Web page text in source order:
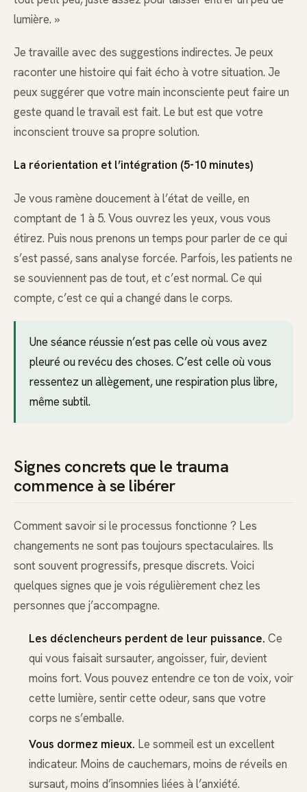
lumière. »
Je travaille avec des suggestions indirectes. Je peux
raconter une histoire qui fait écho à votre situation. Je
peux suggérer que votre main inconsciente peut faire un
geste quand le travail est fait. Le but est que votre
inconscient trouve sa propre solution.
La réorientation et l’intégration (5-10 minutes)
Je vous ramène doucement à l’état de veille, en
comptant de 1 à 5. Vous ouvrez les yeux, vous vous
étirez. Puis nous prenons un temps pour parler de ce qui
s’est passé, sans analyse forcée. Parfois, les patients ne
se souviennent pas de tout, et c’est normal. Ce qui
compte, c’est ce qui a changé dans le corps.
Une séance réussie n’est pas celle où vous avez
pleuré ou revécu des choses. C’est celle où vous
ressentez un allègement, une respiration plus libre,
même subtil.
Signes concrets que le trauma
commence à se libérer
Comment savoir si le processus fonctionne ? Les
changements ne sont pas toujours spectaculaires. Ils
sont souvent progressifs, presque discrets. Voici
quelques signes que je vois régulièrement chez les
personnes que j’accompagne.
Les déclencheurs perdent de leur puissance. Ce
qui vous faisait sursauter, angoisser, fuir, devient
moins fort. Vous pouvez entendre ce ton de voix, voir
cette lumière, sentir cette odeur, sans que votre
corps ne s’emballe.
Vous dormez mieux. Le sommeil est un excellent
indicateur. Moins de cauchemars, moins de réveils en
sursaut, moins d’insomnies liées à l’anxiété.